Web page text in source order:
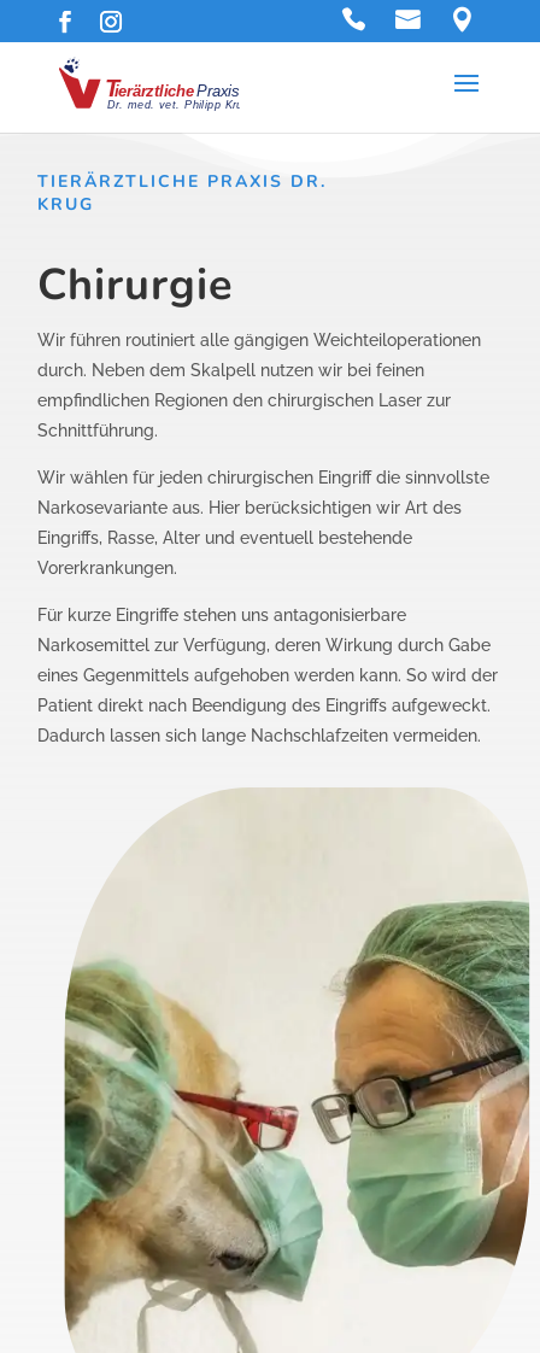
TIERÄRZTLICHE PRAXIS DR.
KRUG
Chirurgie
Wir führen routiniert alle gängigen Weichteiloperationen
durch. Neben dem Skalpell nutzen wir bei feinen
empfindlichen Regionen den chirurgischen Laser zur
Schnittführung.
Wir wählen für jeden chirurgischen Eingriff die sinnvollste
Narkosevariante aus. Hier berücksichtigen wir Art des
Eingriffs, Rasse, Alter und eventuell bestehende
Vorerkrankungen.
Für kurze Eingriffe stehen uns antagonisierbare
Narkosemittel zur Verfügung, deren Wirkung durch Gabe
eines Gegenmittels aufgehoben werden kann. So wird der
Patient direkt nach Beendigung des Eingriffs aufgeweckt.
Dadurch lassen sich lange Nachschlafzeiten vermeiden.